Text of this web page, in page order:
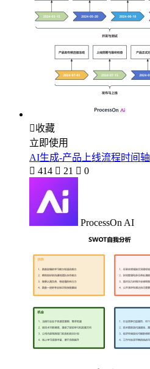
收藏
立即使用
AI生成-产品上线流程时间轴
 414  21  0
ProcessOn AI